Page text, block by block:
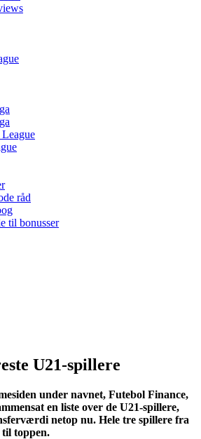
råd
til bonusser
U21-spillere
under navnet, Futebol Finance,
en liste over de U21-spillere,
netop nu. Hele tre spillere fra
toppen.